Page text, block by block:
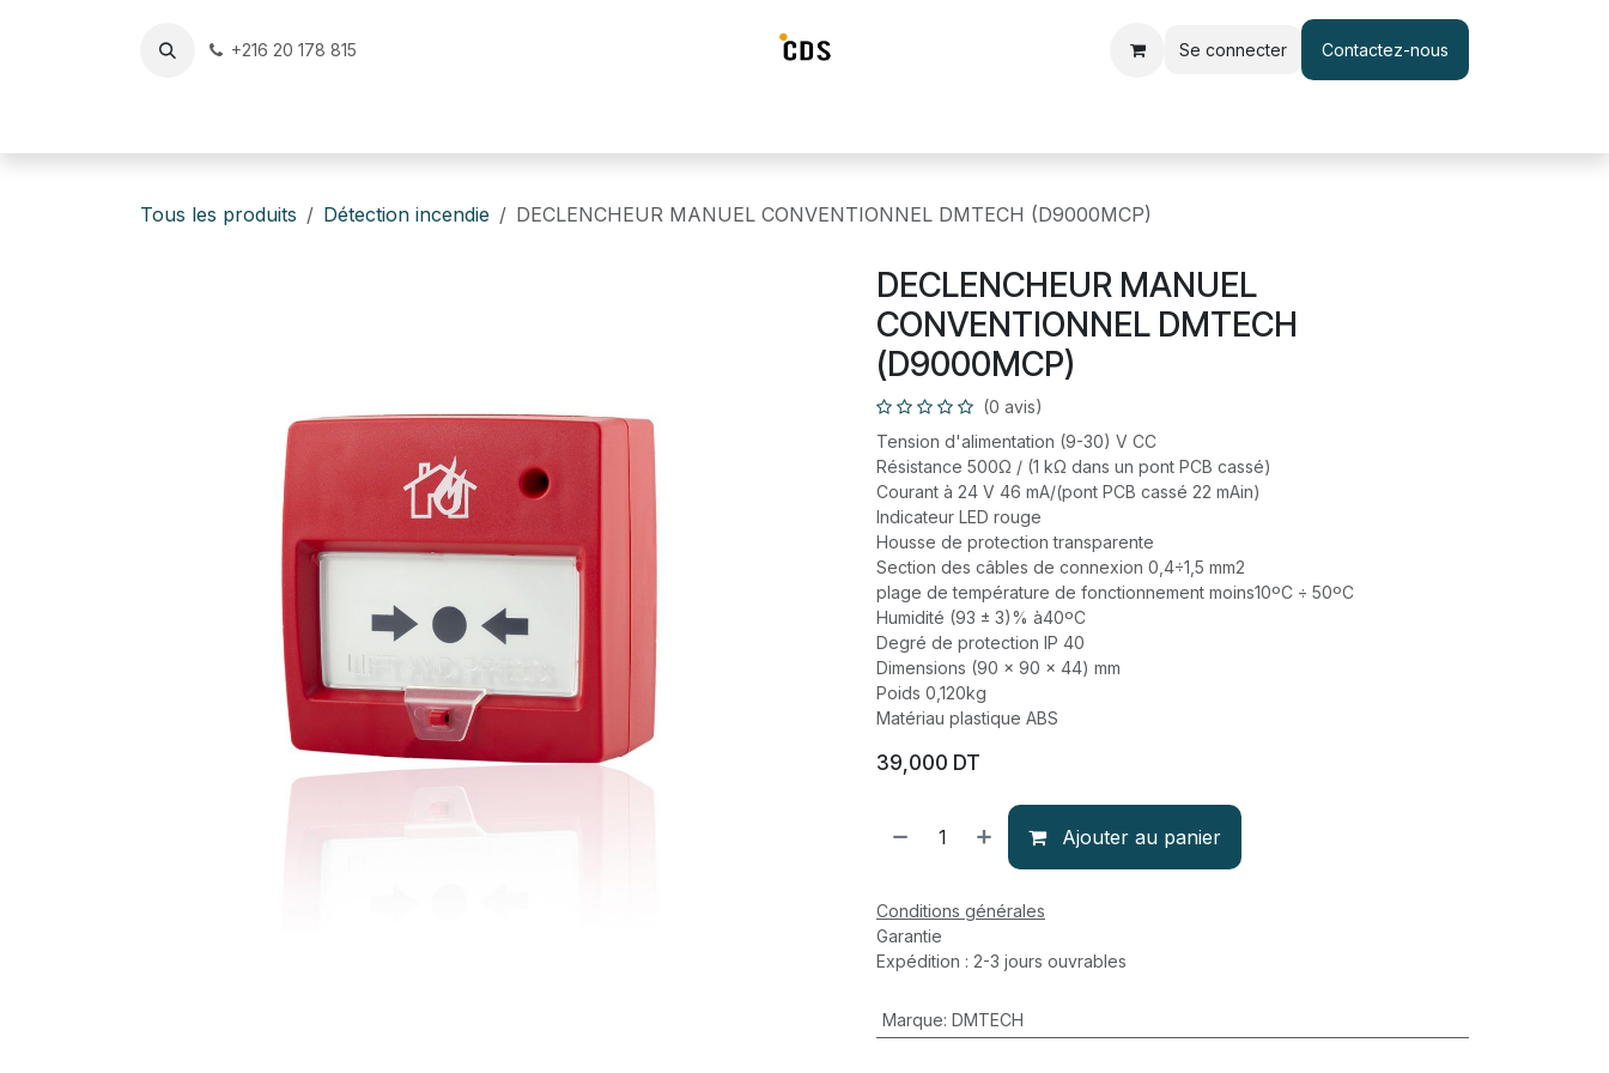
+216 20 178 815 Se connecter Contactez-nous
Tous les produits Détection incendie DECLENCHEUR MANUEL CONVENTIONNEL DMTECH (D9000MCP)
DECLENCHEUR MANUEL
CONVENTIONNEL DMTECH
(D9000MCP)
(0 avis)
Tension d'alimentation (9-30) V CC
Résistance 500Ω / (1 kΩ dans un pont PCB cassé)
Courant à 24 V 46 mA/(pont PCB cassé 22 mAin)
Indicateur LED rouge
Housse de protection transparente
Section des câbles de connexion 0,4÷1,5 mm2
plage de température de fonctionnement moins10ºС ÷ 50ºС
Humidité (93 ± 3)% à40ºС
Degré de protection IP 40
Dimensions (90 × 90 × 44) mm
Poids 0,120kg
Matériau plastique ABS
39,000 DT
Ajouter au panier
Conditions générales
Garantie
Expédition : 2-3 jours ouvrables
Marque: DMTECH